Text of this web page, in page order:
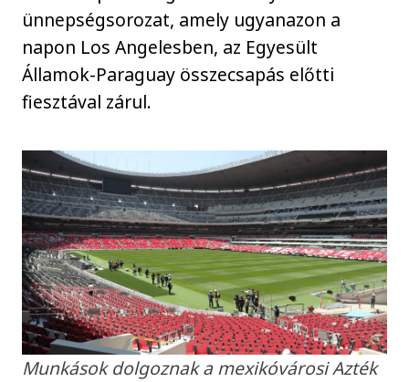
ünnepségsorozat, amely ugyanazon a
napon Los Angelesben, az Egyesült
Államok-Paraguay összecsapás előtti
fiesztával zárul.
Munkások dolgoznak a mexikóvárosi Azték